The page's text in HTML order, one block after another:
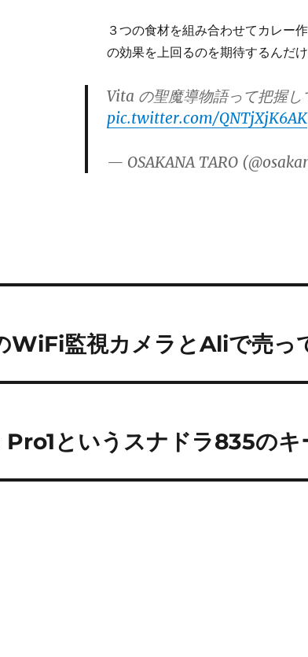
３つの食材を組み合わせてカレー
の効果を上回るのを期待するんだ
Vita の聖魔導物語って把握
pic.twitter.com/QNTjXjK6AK
— OSAKANA TARO
WiFi監視カメラとAliで売っ
というスナドラ835の